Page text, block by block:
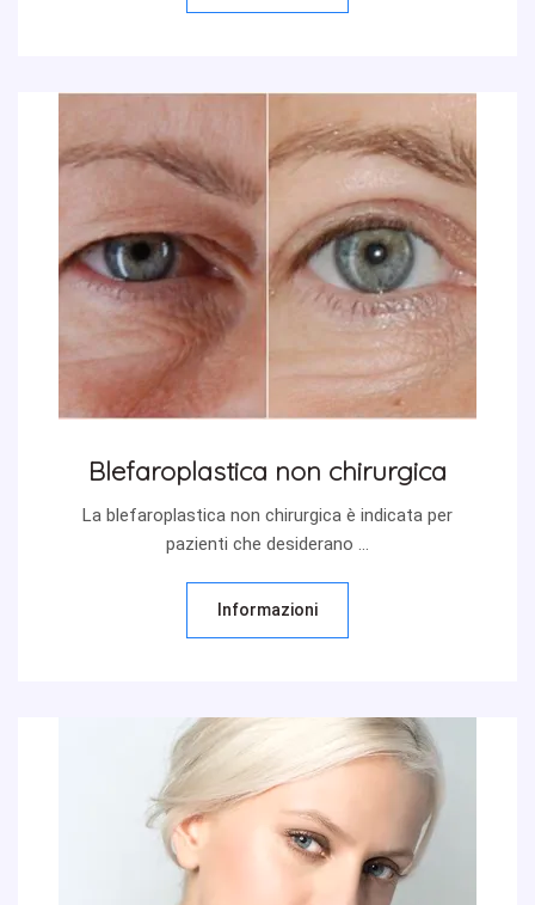
Blefaroplastica non chirurgica
La blefaroplastica non chirurgica è indicata per
pazienti che desiderano ...
Informazioni